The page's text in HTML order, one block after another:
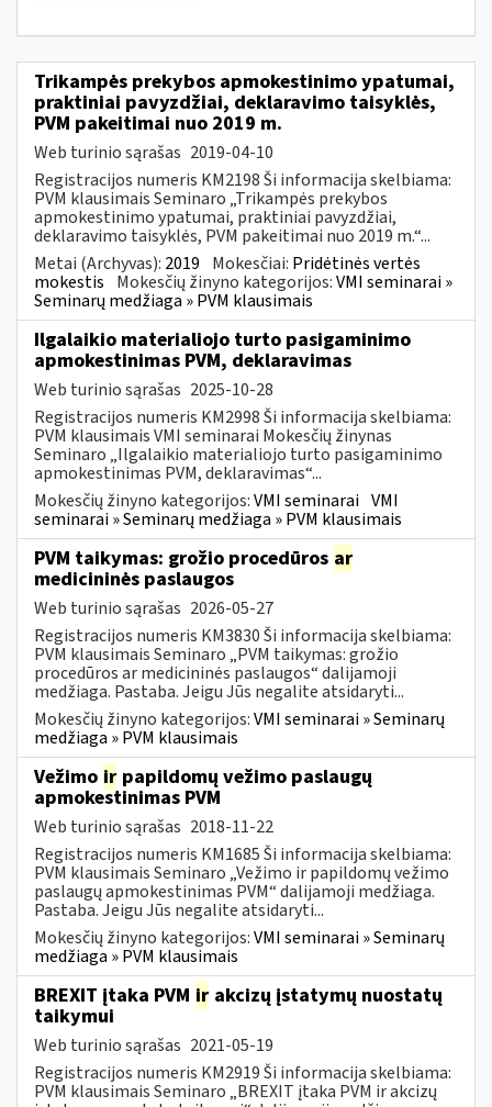
Trikampės prekybos apmokestinimo ypatumai,
praktiniai pavyzdžiai, deklaravimo taisyklės,
PVM pakeitimai nuo 2019 m.
Web turinio sąrašas 2019-04-10
Registracijos numeris KM2198 Ši informacija skelbiama:
PVM klausimais Seminaro „Trikampės prekybos
apmokestinimo ypatumai, praktiniai pavyzdžiai,
deklaravimo taisyklės, PVM pakeitimai nuo 2019 m.“...
Metai (Archyvas): 2019 Mokesčiai: Pridėtinės vertės
mokestis Mokesčių žinyno kategorijos:VMI seminarai »
Seminarų medžiaga » PVM klausimais
Ilgalaikio materialiojo turto pasigaminimo
apmokestinimas PVM, deklaravimas
Web turinio sąrašas 2025-10-28
Registracijos numeris KM2998 Ši informacija skelbiama:
PVM klausimais VMI seminarai Mokesčių žinynas
Seminaro „Ilgalaikio materialiojo turto pasigaminimo
apmokestinimas PVM, deklaravimas“...
Mokesčių žinyno kategorijos:VMI seminarai VMI
seminarai » Seminarų medžiaga » PVM klausimais
PVM taikymas: grožio procedūros ar
medicininės paslaugos
Web turinio sąrašas 2026-05-27
Registracijos numeris KM3830 Ši informacija skelbiama:
PVM klausimais Seminaro „PVM taikymas: grožio
procedūros ar medicininės paslaugos“ dalijamoji
medžiaga. Pastaba. Jeigu Jūs negalite atsidaryti...
Mokesčių žinyno kategorijos:VMI seminarai » Seminarų
medžiaga » PVM klausimais
Vežimo ir papildomų vežimo paslaugų
apmokestinimas PVM
Web turinio sąrašas 2018-11-22
Registracijos numeris KM1685 Ši informacija skelbiama:
PVM klausimais Seminaro „Vežimo ir papildomų vežimo
paslaugų apmokestinimas PVM“ dalijamoji medžiaga.
Pastaba. Jeigu Jūs negalite atsidaryti...
Mokesčių žinyno kategorijos:VMI seminarai » Seminarų
medžiaga » PVM klausimais
BREXIT įtaka PVM ir akcizų įstatymų nuostatų
taikymui
Web turinio sąrašas 2021-05-19
Registracijos numeris KM2919 Ši informacija skelbiama:
PVM klausimais Seminaro „BREXIT įtaka PVM ir akcizų